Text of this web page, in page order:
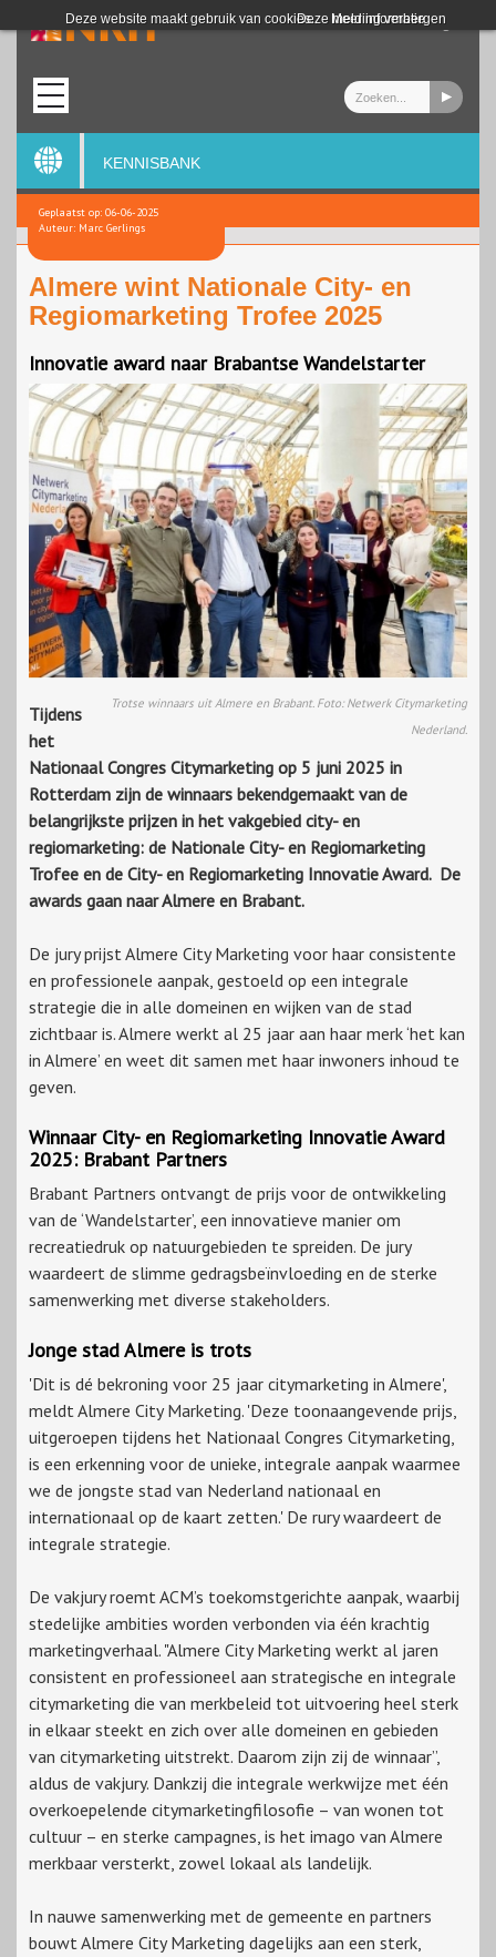
Deze website maakt gebruik van cookies. Meer informatie
Deze melding verbergen
Login
KENNISBANK
Geplaatst op: 06-06-2025
Auteur: Marc Gerlings
Almere wint Nationale City- en
Regiomarketing Trofee 2025
Innovatie award naar Brabantse Wandelstarter
Trotse winnaars uit Almere en Brabant. Foto: Netwerk Citymarketing
Nederland.
Tijdens
het
Nationaal Congres Citymarketing op 5 juni 2025 in
Rotterdam zijn de winnaars bekendgemaakt van de
belangrijkste prijzen in het vakgebied city- en
regiomarketing: de Nationale City- en Regiomarketing
Trofee en de City- en Regiomarketing Innovatie Award. De
awards gaan naar Almere en Brabant.
De jury prijst Almere City Marketing voor haar consistente
en professionele aanpak, gestoeld op een integrale
strategie die in alle domeinen en wijken van de stad
zichtbaar is. Almere werkt al 25 jaar aan haar merk ‘het kan
in Almere’ en weet dit samen met haar inwoners inhoud te
geven.
Winnaar City- en Regiomarketing Innovatie Award
2025: Brabant Partners
Brabant Partners ontvangt de prijs voor de ontwikkeling
van de ‘Wandelstarter’, een innovatieve manier om
recreatiedruk op natuurgebieden te spreiden. De jury
waardeert de slimme gedragsbeïnvloeding en de sterke
samenwerking met diverse stakeholders.
Jonge stad Almere is trots
'Dit is dé bekroning voor 25 jaar citymarketing in Almere',
meldt Almere City Marketing. 'Deze toonaangevende prijs,
uitgeroepen tijdens het Nationaal Congres Citymarketing,
is een erkenning voor de unieke, integrale aanpak waarmee
we de jongste stad van Nederland nationaal en
internationaal op de kaart zetten.' De rury waardeert de
integrale strategie.
De vakjury roemt ACM’s toekomstgerichte aanpak, waarbij
stedelijke ambities worden verbonden via één krachtig
marketingverhaal. "Almere City Marketing werkt al jaren
consistent en professioneel aan strategische en integrale
citymarketing die van merkbeleid tot uitvoering heel sterk
in elkaar steekt en zich over alle domeinen en gebieden
van citymarketing uitstrekt. Daarom zijn zij de winnaar”,
aldus de vakjury. Dankzij die integrale werkwijze met één
overkoepelende citymarketingfilosofie – van wonen tot
cultuur – en sterke campagnes, is het imago van Almere
merkbaar versterkt, zowel lokaal als landelijk.
In nauwe samenwerking met de gemeente en partners
bouwt Almere City Marketing dagelijks aan een sterk,